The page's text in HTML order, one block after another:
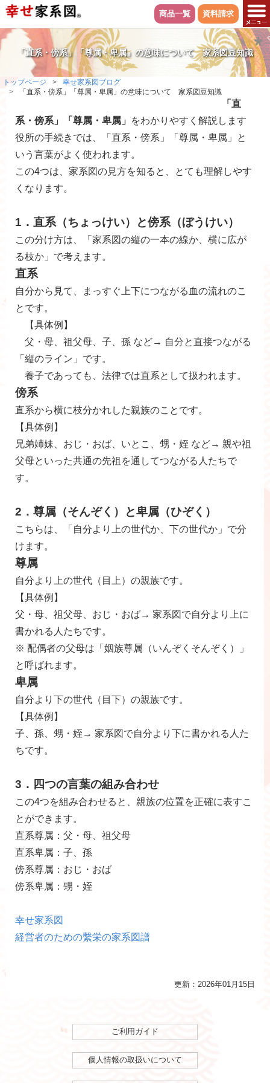
商品一覧 資料請求
「直系・傍系」「尊属・卑属」の意味について 家系図豆知識
トップページ
幸せ家系図ブログ
「直系・傍系」「尊属・卑属」の意味について 家系図豆知識
「直
系・傍系」「尊属・卑属」
をわかりやすく解説します
役所の手続きでは、「直系・傍系」「尊属・卑属」と
いう言葉がよく使われます。
この4つは、家系図の見方を知ると、とても理解しやす
くなります。
1．直系（ちょっけい）と傍系（ぼうけい）
この分け方は、「家系図の縦の一本の線か、横に広が
る枝か」で考えます。
直系
自分から見て、まっすぐ上下につながる血の流れのこ
とです。
【具体例】
父・母、祖父母、子、孫 など→ 自分と直接つながる
「縦のライン」です。
養子であっても、法律では直系として扱われます。
傍系
直系から横に枝分かれした親族のことです。
【具体例】
兄弟姉妹、おじ・おば、いとこ、甥・姪 など→ 親や祖
父母といった共通の先祖を通してつながる人たちで
す。
2．尊属（そんぞく）と卑属（ひぞく）
こちらは、「自分より上の世代か、下の世代か」で分
けます。
尊属
自分より上の世代（目上）の親族です。
【具体例】
父・母、祖父母、おじ・おば→ 家系図で自分より上に
書かれる人たちです。
※ 配偶者の父母は「姻族尊属（いんぞくそんぞく）」
と呼ばれます。
卑属
自分より下の世代（目下）の親族です。
【具体例】
子、孫、甥・姪→ 家系図で自分より下に書かれる人た
ちです。
3．四つの言葉の組み合わせ
この4つを組み合わせると、親族の位置を正確に表すこ
とができます。
直系尊属：父・母、祖父母
直系卑属：子、孫
傍系尊属：おじ・おば
傍系卑属：甥・姪
幸せ家系図
経営者のための繫栄の家系図譜
更新：2026年01月15日
ご利用ガイド
個人情報の取扱いについて